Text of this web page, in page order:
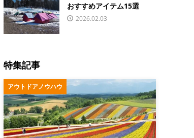
おすすめアイテム15選
2026.02.03
特集記事
アウトドアノウハウ